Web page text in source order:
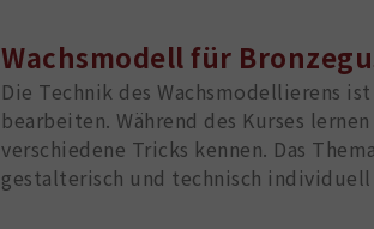
Wachsmodell für
Die Technik des Wachsmodellierens
bearbeiten. Während des Kurses
verschiedene Tricks kennen. Das
gestalterisch und technisch